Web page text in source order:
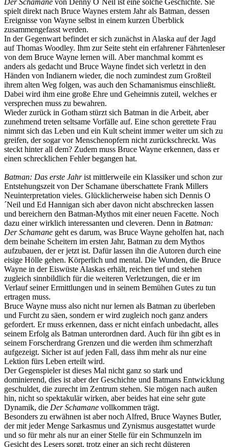
spielt direkt nach Bruce Waynes erstem Jahr als Batman, dessen
Ereignisse von Wayne selbst in einem kurzen Überblick
zusammengefasst werden.
In der Gegenwart befindet er sich zunächst in Alaska auf der Jagd
auf Thomas Woodley. Ihm zur Seite steht ein erfahrener Fährtenleser
von dem Bruce Wayne lernen will. Aber manchmal kommt es
anders als gedacht und Bruce Wayne findet sich verletzt in den
Händen von Indianern wieder, die noch zumindest zum Großteil
ihrem alten Weg folgen, was auch den Schamanismus einschließt.
Dabei wird ihm eine große Ehre und Geheimnis zuteil, welches er
versprechen muss zu bewahren.
Wieder zurück in Gotham stürzt sich Batman in die Arbeit, aber
zunehmend treten seltsame Vorfälle auf. Eine schon gerettete Frau
nimmt sich das Leben und ein Kult scheint immer weiter um sich zu
greifen, der sogar vor Menschenopfern nicht zurückschreckt. Was
steckt hinter all dem? Zudem muss Bruce Wayne erkennen, dass er
einen schrecklichen Fehler begangen hat.
Batman: Das erste Jahrist mittlerweile ein Klassiker und schon zur
Entstehungszeit von Der Schamane überschattete Frank Millers
Neuinterpretation vieles. Glücklicherweise haben sich Dennis O
´Neil und Ed Hannigan sich aber davon nicht abschrecken lassen
und bereichern den Batman-Mythos mit einer neuen Facette. Noch
dazu einer wirklich interessanten und cleveren. Denn in Batman:
Der Schamane geht es darum, was Bruce Wayne geholfen hat, nach
dem beinahe Scheitern im ersten Jahr, Batman zu dem Mythos
aufzubauen, der er jetzt ist. Dafür lassen ihn die Autoren durch eine
eisige Hölle gehen. Körperlich und mental. Die Wunden, die Bruce
Wayne in der Eiswüste Alaskas erhält, reichen tief und stehen
zugleich sinnbildlich für die weiteren Verletzungen, die er im
Verlauf seiner Ermittlungen und in seinem Bemühen Gutes zu tun
ertragen muss.
Bruce Wayne muss also nicht nur lernen als Batman zu überleben
und Furcht zu säen, sondern er wird zugleich noch ganz anders
gefordert. Er muss erkennen, dass er nicht einfach unbedacht, alles
seinem Erfolg als Batman unterordnen dard. Auch für ihn gibt es in
seinem Forscherdrang Grenzen und die werden ihm schmerzhaft
aufgezeigt. Sicher ist auf jeden Fall, dass ihm mehr als nur eine
Lektion fürs Leben erteilt wird.
Der Gegenspieler ist dieses Mal nicht ganz so stark und
dominierend, dies ist aber der Geschichte und Batmans Entwicklung
geschuldet, die zurecht im Zentrum stehen. Sie mögen nach außen
hin, nicht so spektakulär wirken, aber beides hat eine sehr gute
Dynamik, die Der Schamane vollkommen trägt.
Besonders zu erwähnen ist aber noch Alfred, Bruce Waynes Butler,
der mit jeder Menge Sarkasmus und Zynismus ausgestattet wurde
und so für mehr als nur an einer Stelle für ein Schmunzeln im
Gesicht des Lesers sorgt, trotz einer an sich recht düsteren